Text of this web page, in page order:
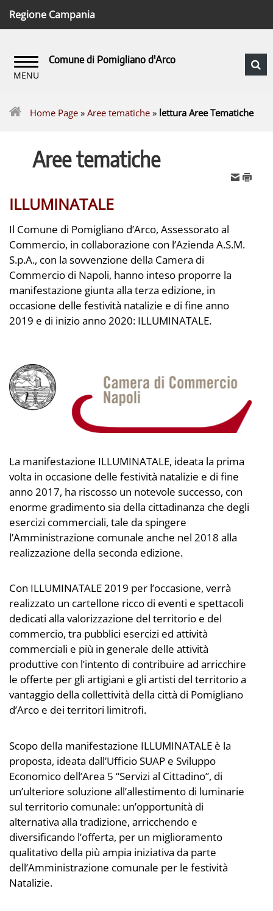
Regione Campania
Comune di Pomigliano d'Arco
Home Page » Aree tematiche » lettura Aree Tematiche
Aree tematiche
ILLUMINATALE
Il Comune di Pomigliano d’Arco, Assessorato al
Commercio, in collaborazione con l’Azienda A.S.M.
S.p.A., con la sovvenzione della Camera di
Commercio di Napoli, hanno inteso proporre la
manifestazione giunta alla terza edizione, in
occasione delle festività natalizie e di fine anno
2019 e di inizio anno 2020: ILLUMINATALE.
La manifestazione ILLUMINATALE, ideata la prima
volta in occasione delle festività natalizie e di fine
anno 2017, ha riscosso un notevole successo, con
enorme gradimento sia della cittadinanza che degli
esercizi commerciali, tale da spingere
l’Amministrazione comunale anche nel 2018 alla
realizzazione della seconda edizione.
Con ILLUMINATALE 2019 per l’occasione, verrà
realizzato un cartellone ricco di eventi e spettacoli
dedicati alla valorizzazione del territorio e del
commercio, tra pubblici esercizi ed attività
commerciali e più in generale delle attività
produttive con l’intento di contribuire ad arricchire
le offerte per gli artigiani e gli artisti del territorio a
vantaggio della collettività della città di Pomigliano
d’Arco e dei territori limitrofi.
Scopo della manifestazione ILLUMINATALE è la
proposta, ideata dall’Ufficio SUAP e Sviluppo
Economico dell’Area 5 “Servizi al Cittadino”, di
un’ulteriore soluzione all’allestimento di luminarie
sul territorio comunale: un’opportunità di
alternativa alla tradizione, arricchendo e
diversificando l’offerta, per un miglioramento
qualitativo della più ampia iniziativa da parte
dell’Amministrazione comunale per le festività
Natalizie.